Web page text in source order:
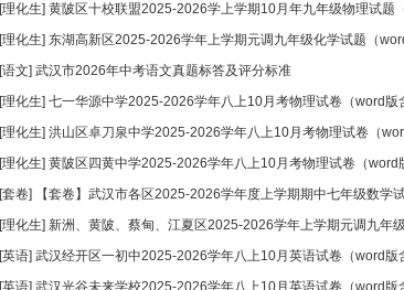
[理化生] 黄陂区十校联盟2025-2026学上学期10月年九年级物理试题
[理化生] 东湖高新区2025-2026学年上学期元调九年级化学试题（
[语文] 武汉市2026年中考语文真题标答及评分标准
[理化生] 七一华源中学2025-2026学年八上10月考物理试卷（word版
[理化生] 洪山区卓刀泉中学2025-2026学年八上10月考物理试卷（
[理化生] 黄陂区四黄中学2025-2026学年八上10月考物理试卷（word
[套卷]
【套卷】武汉市各区2025-2026学年度上学期期中七年级数学
[理化生] 新洲、黄陂、蔡甸、江夏区2025-2026学年上学期元调九年
[英语] 武汉经开区一初中2025-2026学年八上10月英语试卷（word版
[英语] 武汉光谷未来学校2025-2026学年八上10月英语试卷（word版